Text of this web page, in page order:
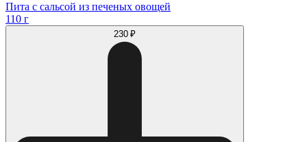
Пита с сальсой из печеных овощей
110 г
230 ₽